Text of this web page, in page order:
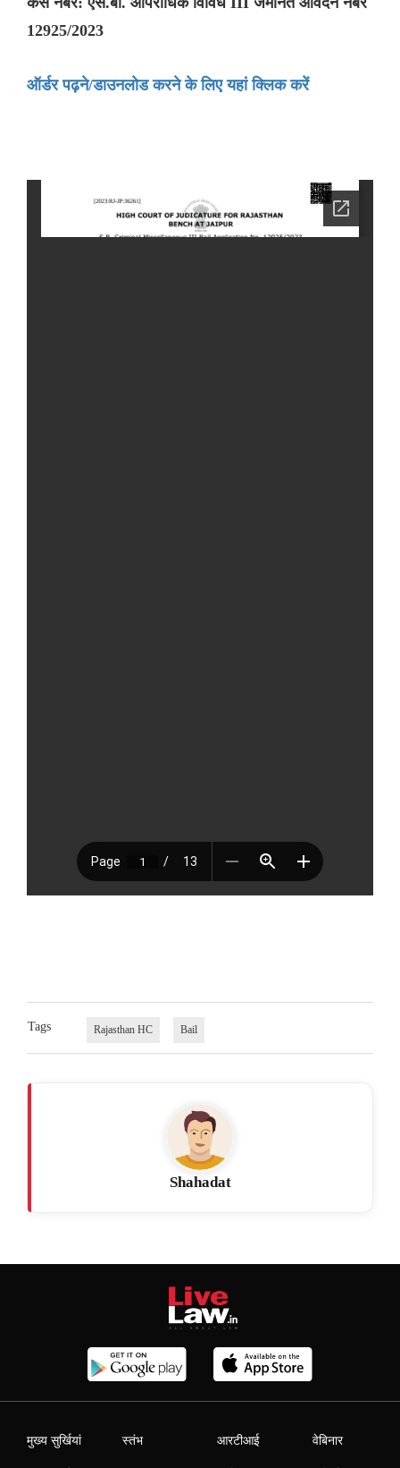
12925/2023
ऑर्डर पढ़ने/डाउनलोड करने के लिए यहां क्लिक करें
Tags Rajasthan HC Bail
Shahadat
मुख्य सुर्खियां स्तंभ आरटीआई वेबिनार